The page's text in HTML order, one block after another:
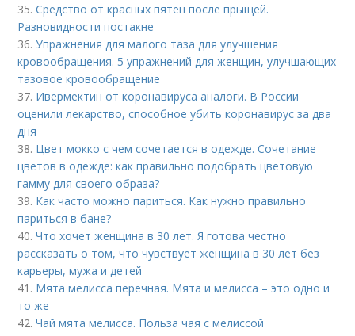
35.Средство от красных пятен после прыщей.
Разновидности постакне
36.Упражнения для малого таза для улучшения
кровообращения. 5 упражнений для женщин, улучшающих
тазовое кровообращение
37. Ивермектин от коронавируса аналоги. В России
оценили лекарство, способное убить коронавирус за два
дня
38. Цвет мокко с чем сочетается в одежде. Сочетание
цветов в одежде: как правильно подобрать цветовую
гамму для своего образа?
39. Как часто можно париться. Как нужно правильно
париться в бане?
40.Что хочет женщина в 30 лет. Я готова честно
рассказать о том, что чувствует женщина в 30 лет без
карьеры, мужа и детей
41. Мята мелисса перечная. Мята и мелисса – это одно и
то же
42.Чай мята мелисса. Польза чая с мелиссой